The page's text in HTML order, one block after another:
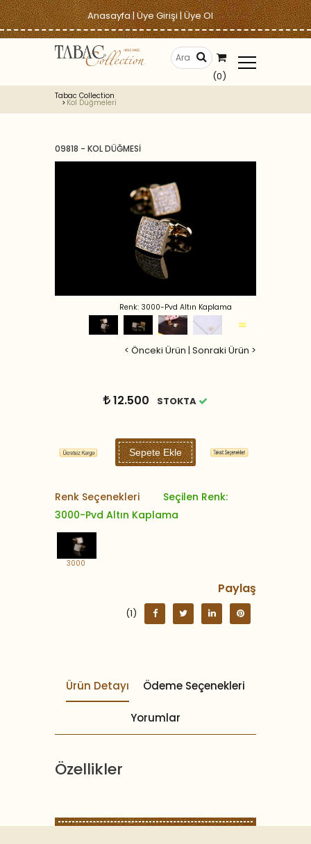
Anasayfa|Üye Girişi|Üye Ol
(0)
Tabac Collection
Kol Düğmeleri
09818 - KOL DÜĞMESİ
Renk: 3000-Pvd Altın Kaplama
< Önceki Ürün | Sonraki Ürün >
12.500 STOKTA
Sepete Ekle
Renk Seçenekleri
Seçilen Renk:
3000-Pvd Altın Kaplama
3000
Paylaş
(1)
Ürün Detayı Ödeme Seçenekleri
Yorumlar
Özellikler